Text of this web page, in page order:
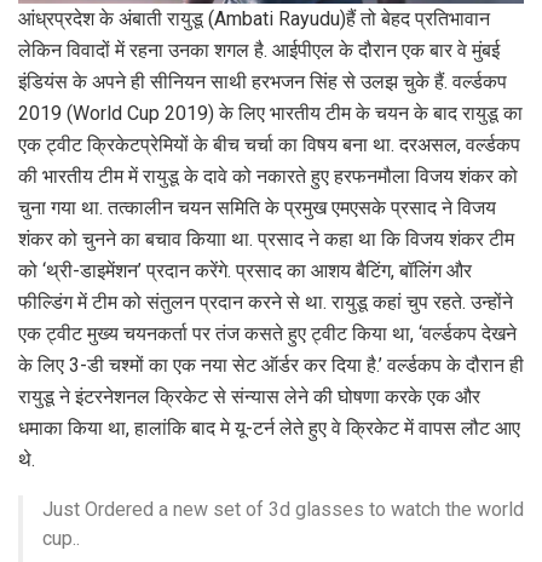
आंध्रप्रदेश के अंबाती रायुडू (Ambati Rayudu)हैं तो बेहद प्रत‍िभावान
लेक‍िन व‍िवादों में रहना उनका शगल है. आईपीएल के दौरान एक बार वे मुंबई
इंड‍ियंस के अपने ही सीन‍ियन साथी हरभजन स‍िंह से उलझ चुके हैं. वर्ल्‍डकप
2019 (World Cup 2019) के ल‍िए भारतीय टीम के चयन के बाद रायुडू का
एक ट्वीट क्र‍िकेटप्रेम‍ियों के बीच चर्चा का व‍िषय बना था. दरअसल, वर्ल्‍डकप
की भारतीय टीम में रायुडू के दावे को नकारते हुए हरफनमौला व‍िजय शंकर को
चुना गया था. तत्‍कालीन चयन सम‍ित‍ि के प्रमुख एमएसके प्रसाद ने व‍िजय
शंकर को चुनने का बचाव क‍ियाा था. प्रसाद ने कहा था क‍ि विजय शंकर टीम
को ‘थ्री-डाइमेंशन’ प्रदान करेंगे. प्रसाद का आशय बैट‍िंग, बॉल‍िंग और
फील्‍ड‍िंग में टीम को संतुलन प्रदान करने से था. रायुडू कहां चुप रहते. उन्‍होंने
एक ट्वीट मुख्य चयनकर्ता पर तंज कसते हुए ट्वीट किया था, ‘वर्ल्‍डकप देखने
के लिए 3-डी चश्मों का एक नया सेट ऑर्डर कर दिया है.’ वर्ल्‍डकप के दौरान ही
रायुडू ने इंटरनेशनल क्र‍िकेट से संन्‍यास लेने की घोषणा करके एक और
धमाका क‍िया था, हालांक‍ि बाद मे यू-टर्न लेते हुए वे क्र‍िकेट में वापस लौट आए
थे.
Just Ordered a new set of 3d glasses to watch the world
cup..